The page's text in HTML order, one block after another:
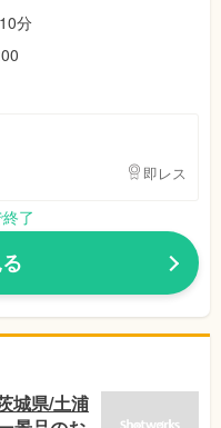
分
即レス
了
城県/土浦